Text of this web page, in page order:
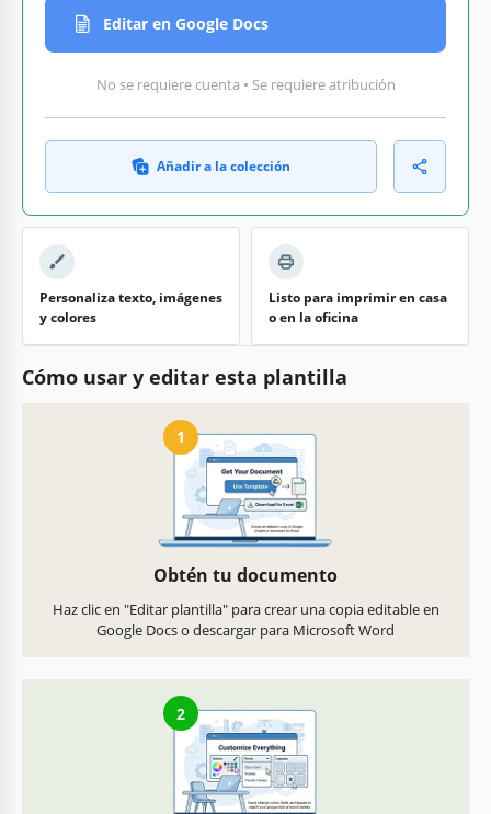
Editar en Google Docs
No se requiere cuenta • Se requiere atribución
Añadir a la colección
Personaliza texto, imágenes
y colores
Listo para imprimir en casa
o en la oficina
Cómo usar y editar esta plantilla
1
Obtén tu documento
Haz clic en "Editar plantilla" para crear una copia editable en
Google Docs o descargar para Microsoft Word
2